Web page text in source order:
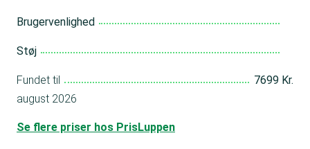
Brugervenlighed
Støj
Fundet til
7699 Kr.
august 2026
Se flere priser hos PrisLuppen